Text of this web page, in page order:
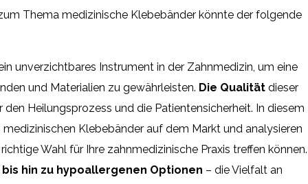
Thema medizinische Klebebänder könnte der folgende
unverzichtbares Instrument in der Zahnmedizin, um eine
und Materialien zu gewährleisten. Die Qualität dieser
Heilungsprozess und die Patientensicherheit. In diesem
Klebebänder auf dem Markt und analysieren
Wahl für Ihre zahnmedizinische Praxis treffen können.
hin zu hypoallergenen Optionen – die Vielfalt an